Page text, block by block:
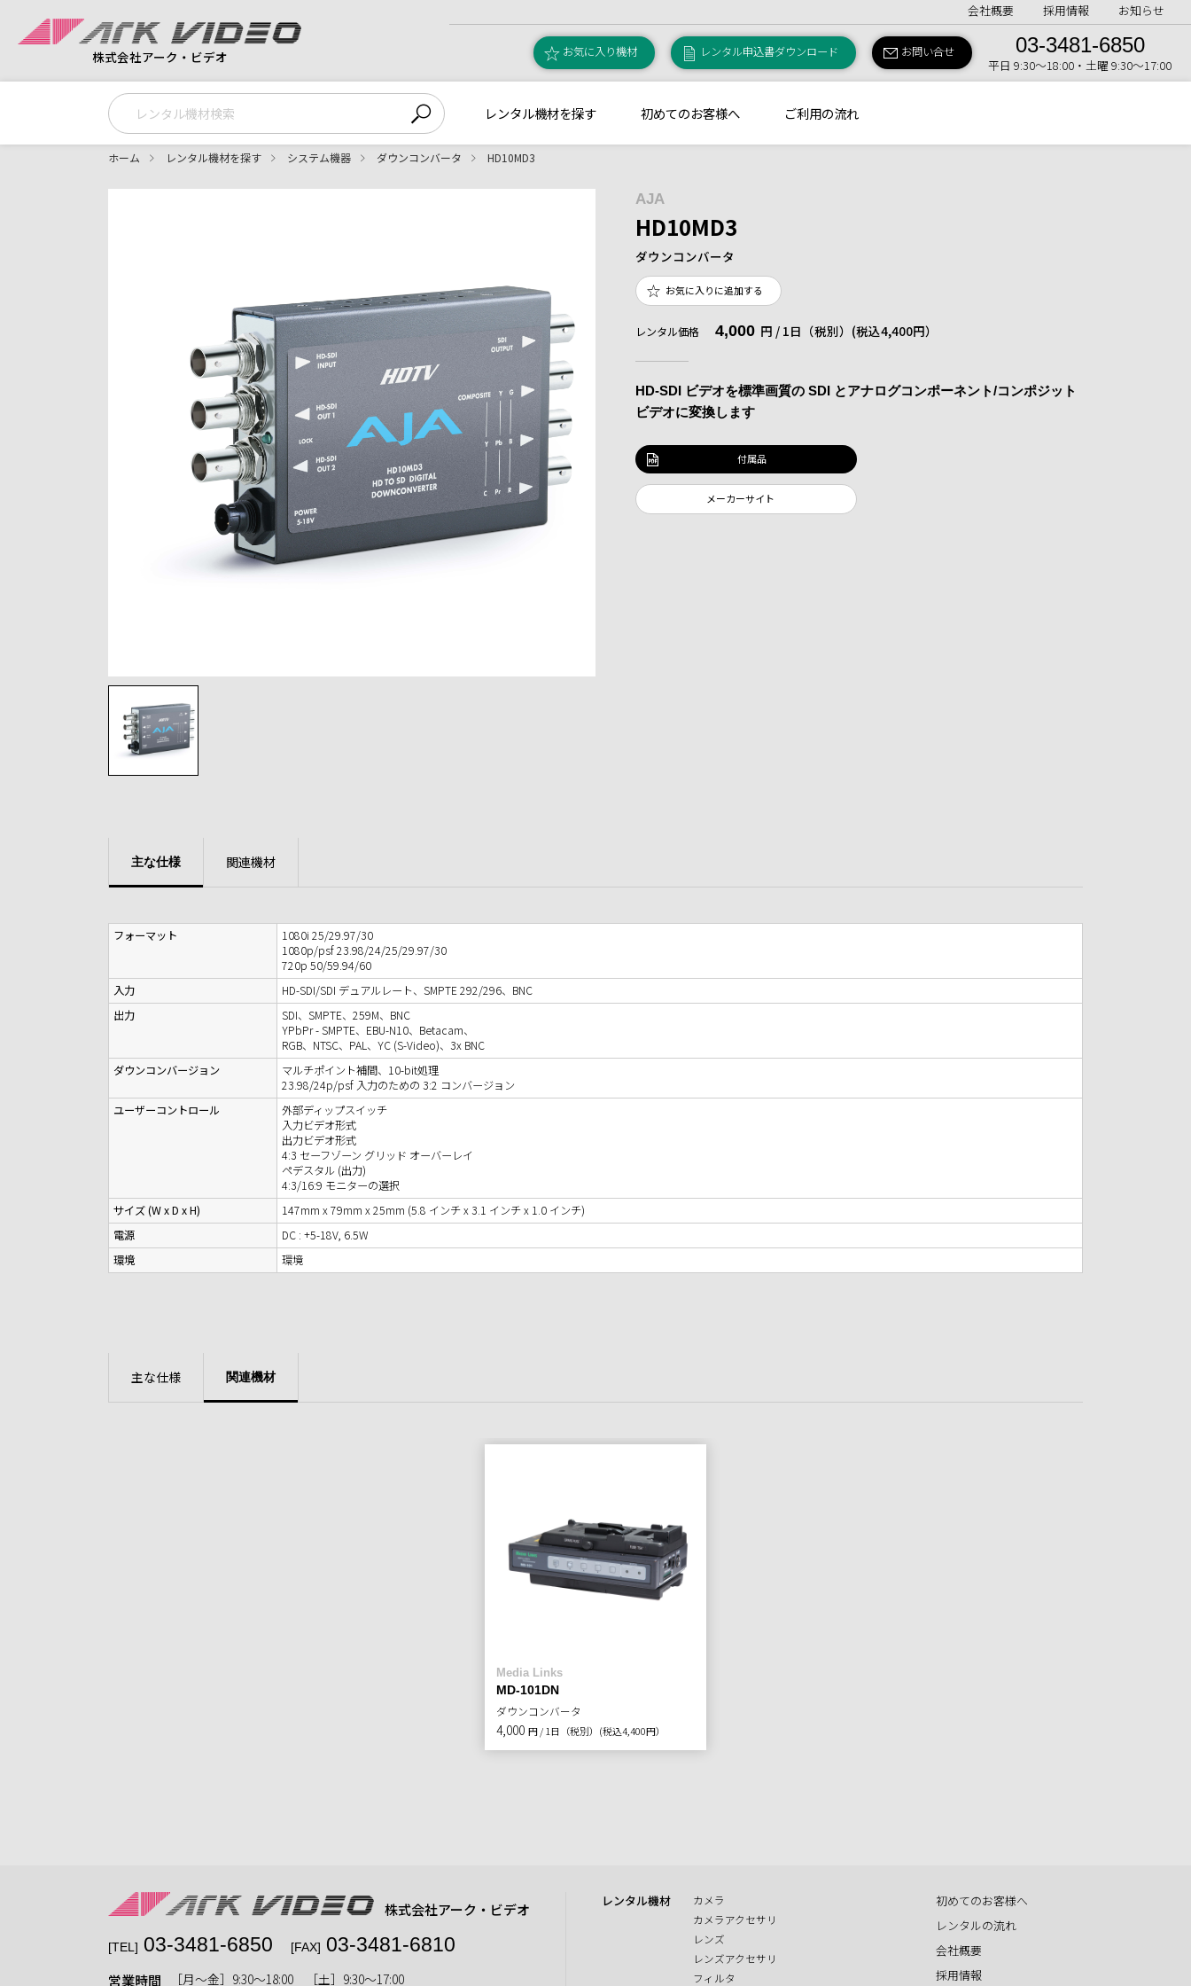
株式会社アーク・ビデオ
会社概要 採用情報 お知らせ
お気に入り機材 レンタル申込書ダウンロード お問い合せ 03-3481-6850
平日 9:30〜18:00・土曜 9:30〜17:00
レンタル機材を探す 初めてのお客様へ ご利用の流れ
ホーム レンタル機材を探す システム機器 ダウンコンバータ HD10MD3
AJA
HD10MD3
ダウンコンバータ
お気に入りに追加する
レンタル価格 4,000 円 / 1日（税別） (税込4,400円）
HD-SDI ビデオを標準画質の SDI とアナログコンポーネント/コンポジット
ビデオに変換します
付属品
メーカーサイト
主な仕様 関連機材
フォーマット
1080i 25/29.97/30
1080p/psf 23.98/24/25/29.97/30
720p 50/59.94/60
入力
HD-SDI/SDI デュアルレート、SMPTE 292/296、BNC
出力
SDI、SMPTE、259M、BNC
YPbPr - SMPTE、EBU-N10、Betacam、
RGB、NTSC、PAL、YC (S-Video)、3x BNC
ダウンコンバージョン
マルチポイント補間、10-bit処理
23.98/24p/psf 入力のための 3:2 コンバージョン
ユーザーコントロール
外部ディップスイッチ
入力ビデオ形式
出力ビデオ形式
4:3 セーフゾーン グリッド オーバーレイ
ペデスタル (出力)
4:3/16:9 モニターの選択
サイズ (W x D x H)
147mm x 79mm x 25mm (5.8 インチ x 3.1 インチ x 1.0 インチ)
電源
DC : +5-18V, 6.5W
環境
環境
主な仕様 関連機材
Media Links
MD-101DN
ダウンコンバータ
4,000 円 / 1日（税別） (税込4,400円）
株式会社アーク・ビデオ
[TEL] 03-3481-6850 [FAX] 03-3481-6810
営業時間 ［月〜金］9:30〜18:00 ［土］9:30〜17:00
レンタル機材
カメラ
カメラアクセサリ
レンズ
レンズアクセサリ
フィルタ
初めてのお客様へ
レンタルの流れ
会社概要
採用情報